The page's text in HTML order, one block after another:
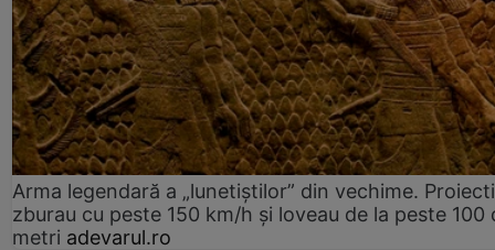
Arma legendară a „lunetiștilor” din vechime.
zburau cu peste 150 km/h și loveau de la peste 100
metri adevarul.ro